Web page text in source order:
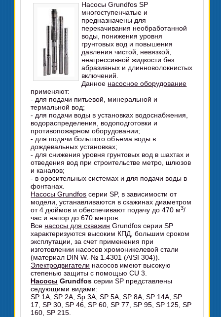
Насосы Grundfos SP
многоступенчатые и
предназначены для
перекачивания необработанной
воды, понижения уровня
грунтовых вод и повышения
давления чистой, невязкой,
неагрессивной жидкости без
абразивных и длинноволокнистых
включений.
Данное насосное оборудование
применяют:
- для подачи питьевой, минеральной и
термальной вод;
- для подачи воды в установках водоснабжения,
водораспределения, водоподготовки и
противопожарном оборудовании;
- для подачи большого объема воды в
дождевальных установках;
- для снижения уровня грунтовых вод в шахтах и
отведения вод при строительстве метро, шлюзов
и каналов;
- в оросительных системах и для подачи воды в
фонтанах.
Насосы Grundfos серии SP, в зависимости от
модели, устанавливаются в скажинах диаметром
от 4 дюймов и обеспечивают подачу до 470 м3/
час и напор до 670 метров.
Все насосы для скважин Grundfos серии SP
характеризуются высоким КПД, большим сроком
эксплутации, за счет применения при
изготовлении насосов хромоникелевой стали
(материал DIN W.-№ 1.4301 (AISI 304)).
Электродвигатели насосов имеют высокую
степенью защиты с помощью CU 3.
Насосы Grundfos серии SP представлены
седующими видами:
SP 1A, SP 2A, Sp 3A, SP 5A, SP 8A, SP 14A, SP
17, SP 30, SP 46, SP 60, SP 77, SP 95, SP 125, SP
160, SP 215.